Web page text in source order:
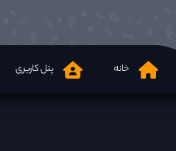
خانه پنل کاربری